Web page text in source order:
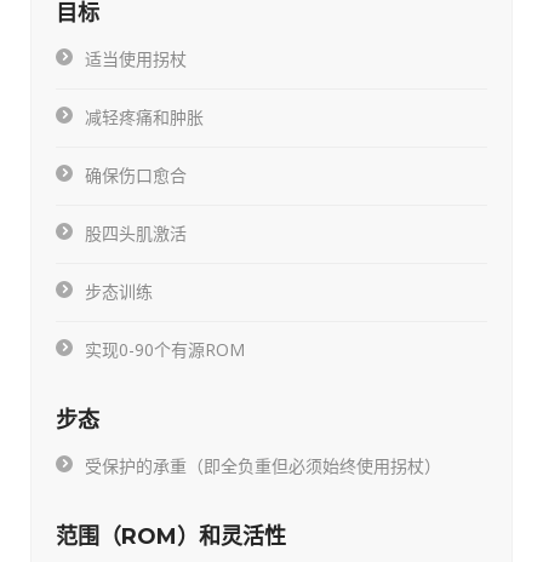
目标
适当使用拐杖
减轻疼痛和肿胀
确保伤口愈合
股四头肌激活
步态训练
实现0-90个有源ROM
步态
受保护的承重（即全负重但必须始终使用拐杖）
范围（ROM）和灵活性